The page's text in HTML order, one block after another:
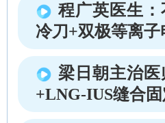
程广英医生
冷刀+双极等离
梁日朝主治
+LNG-IUS缝合